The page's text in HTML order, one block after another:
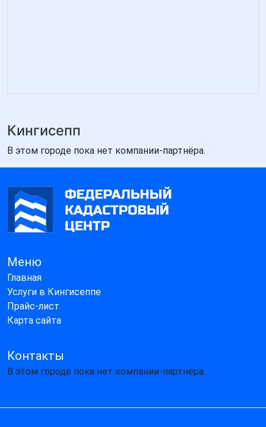
Кингисепп
В этом городе пока нет компании-партнёра.
Меню
Главная
Услуги в Кингисеппе
Прайс-лист
Карта сайта
Контакты
В этом городе пока нет компании-партнёра.